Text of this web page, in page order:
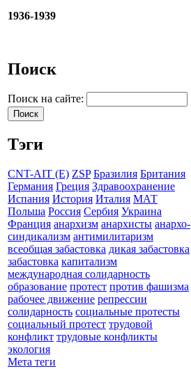
1936-1939
Поиск
Поиск на сайте:
Тэги
CNT-AIT (E) ZSP Бразилия Британия
Германия Греция Здравоохранение
Испания История Италия МАТ
Польша Россия Сербия Украина
Франция анархизм анархисты анархо-
синдикализм антимилитаризм
всеобщая забастовка дикая забастовка
забастовка капитализм
международная солидарность
образование протест против фашизма
рабочее движение репрессии
солидарность социальные протесты
социальный протест трудовой
конфликт трудовые конфликты
экология
Мета теги